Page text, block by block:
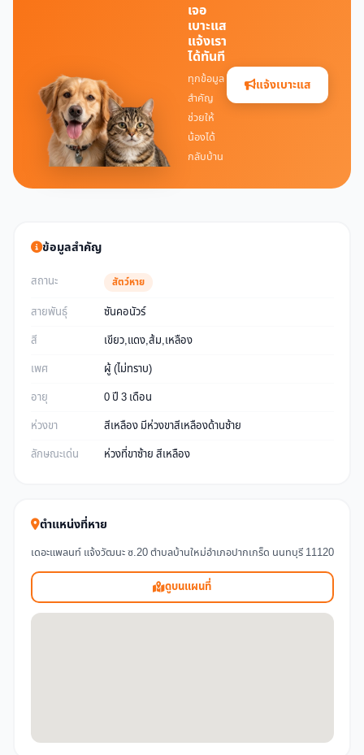
เจอ
เบาะแส
แจ้งเรา
ได้ทันที
ทุกข้อมูล
สำคัญ
ช่วยให้
น้องได้
กลับบ้าน
แจ้งเบาะแส
ข้อมูลสำคัญ
สถานะ สัตว์หาย
สายพันธุ์
ซันคอนัวร์
สี
เขียว,แดง,ส้ม,เหลือง
เพศ
ผู้ (ไม่ทราบ)
อายุ
0 ปี 3 เดือน
ห่วงขา
สีเหลือง มีห่วงขาสีเหลืองด้านซ้าย
ลักษณะเด่น
ห่วงที่ขาซ้าย สีเหลือง
ตำแหน่งที่หาย
เดอะแพลนท์ แจ้งวัฒนะ ซ.20 ตำบลบ้านใหม่อำเภอปากเกร็ด นนทบุรี 11120
ดูบนแผนที่